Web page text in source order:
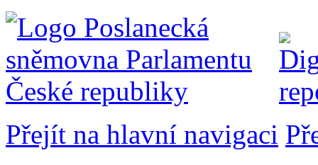
Přejít na hlavní navigaci